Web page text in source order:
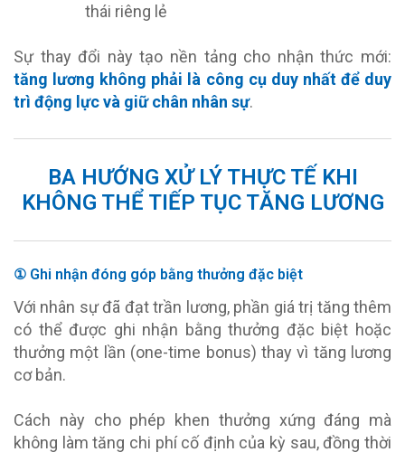
thái riêng lẻ
Sự thay đổi này tạo nền tảng cho nhận thức mới:
tăng lương không phải là công cụ duy nhất để duy
trì động lực và giữ chân nhân sự.
BA HƯỚNG XỬ LÝ THỰC TẾ KHI
KHÔNG THỂ TIẾP TỤC TĂNG LƯƠNG
① Ghi nhận đóng góp bằng thưởng đặc biệt
Với nhân sự đã đạt trần lương, phần giá trị tăng thêm
có thể được ghi nhận bằng thưởng đặc biệt hoặc
thưởng một lần (one-time bonus) thay vì tăng lương
cơ bản.
Cách này cho phép khen thưởng xứng đáng mà
không làm tăng chi phí cố định của kỳ sau, đồng thời